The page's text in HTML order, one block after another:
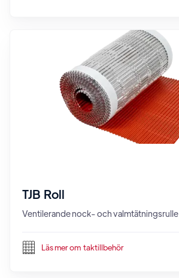
TJB Roll
Ventilerande nock- och valmtätningsrulle
Läs mer om taktillbehör